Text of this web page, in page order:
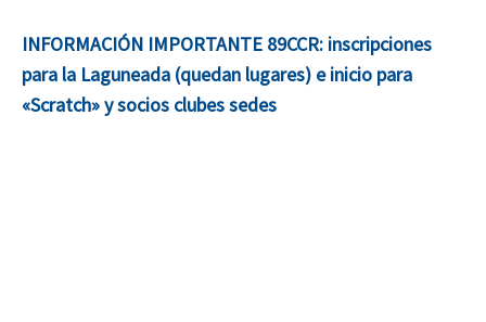
INFORMACIÓN IMPORTANTE 89CCR: inscripciones
para la Laguneada (quedan lugares) e inicio para
«Scratch» y socios clubes sedes